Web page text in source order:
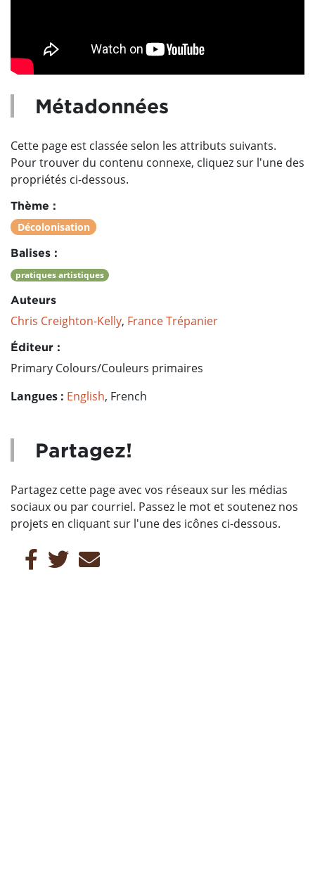
Métadonnées
Cette page est classée selon les attributs suivants.
Pour trouver du contenu connexe, cliquez sur l'une des
propriétés ci-dessous.
Thème :
Décolonisation
Balises :
pratiques artistiques
Auteurs
Chris Creighton-Kelly, France Trépanier
Éditeur :
Primary Colours/Couleurs primaires
Langues : English, French
Partagez!
Partagez cette page avec vos réseaux sur les médias
sociaux ou par courriel. Passez le mot et soutenez nos
projets en cliquant sur l'une des icônes ci-dessous.